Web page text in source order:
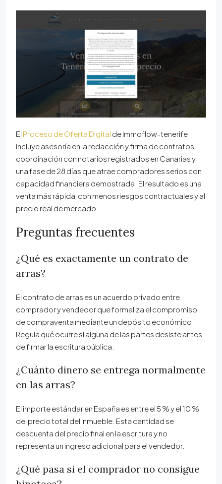
El Proceso de Oferta Digital de Immoflow-tenerife
incluye asesoría en la redacción y firma de contratos,
coordinación con notarios registrados en Canarias y
una fase de 28 días que atrae compradores serios con
capacidad financiera demostrada. El resultado es una
venta más rápida, con menos riesgos contractuales y al
precio real de mercado.
Preguntas frecuentes
¿Qué es exactamente un contrato de
arras?
El contrato de arras es un acuerdo privado entre
comprador y vendedor que formaliza el compromiso
de compraventa mediante un depósito económico.
Regula qué ocurre si alguna de las partes desiste antes
de firmar la escritura pública.
¿Cuánto dinero se entrega normalmente
en las arras?
El importe estándar en España es entre el 5 % y el 10 %
del precio total del inmueble. Esta cantidad se
descuenta del precio final en la escritura y no
representa un ingreso adicional para el vendedor.
¿Qué pasa si el comprador no consigue